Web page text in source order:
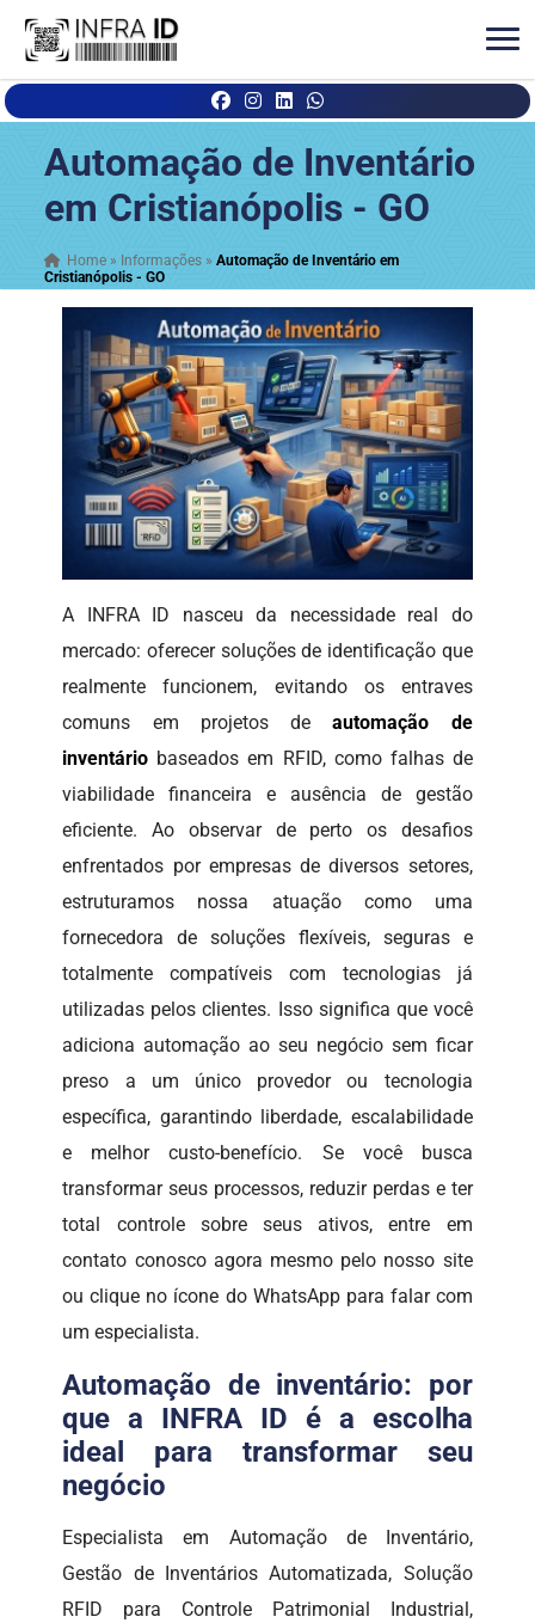
Automação de Inventário
em Cristianópolis - GO
Home » Informações »Automação de Inventário em
Cristianópolis - GO
A INFRA ID nasceu da necessidade real do
mercado: oferecer soluções de identificação que
realmente funcionem, evitando os entraves
comuns em projetos deautomação de
inventário baseados em RFID, como falhas de
viabilidade financeira e ausência de gestão
eficiente. Ao observar de perto os desafios
enfrentados por empresas de diversos setores,
estruturamos nossa atuação como uma
fornecedora de soluções flexíveis, seguras e
totalmente compatíveis com tecnologias já
utilizadas pelos clientes. Isso significa que você
adiciona automação ao seu negócio sem ficar
preso a um único provedor ou tecnologia
específica, garantindo liberdade, escalabilidade
e melhor custo-benefício. Se você busca
transformar seus processos, reduzir perdas e ter
total controle sobre seus ativos, entre em
contato conosco agora mesmo pelo nosso site
ou clique no ícone do WhatsApp para falar com
um especialista.
Automação de inventário: por
que a INFRA ID é a escolha
ideal para transformar seu
negócio
Especialista em Automação de Inventário,
Gestão de Inventários Automatizada, Solução
RFID para Controle Patrimonial Industrial,